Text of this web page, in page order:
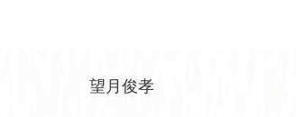
望月俊孝